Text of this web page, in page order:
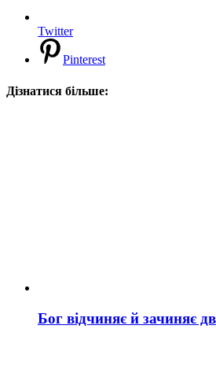
Twitter
Pinterest
Дізнатися більше:
Бог відчиняє й зачиняє